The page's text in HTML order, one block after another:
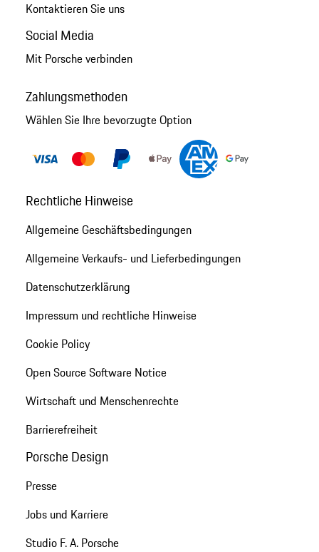
Kontaktieren Sie uns
Social Media
Mit Porsche verbinden
Zahlungsmethoden
Wählen Sie Ihre bevorzugte Option
Rechtliche Hinweise
Allgemeine Geschäftsbedingungen
Allgemeine Verkaufs- und Lieferbedingungen
Datenschutzerklärung
Impressum und rechtliche Hinweise
Cookie Policy
Open Source Software Notice
Wirtschaft und Menschenrechte
Barrierefreiheit
Porsche Design
Presse
Jobs und Karriere
Studio F. A. Porsche